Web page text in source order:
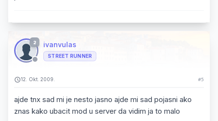
2 ivanvulas
STREET RUNNER
12. Okt. 2009. #5
ajde tnx sad mi je nesto jasno ajde mi sad pojasni ako
znas kako ubacit mod u server da vidim ja to malo